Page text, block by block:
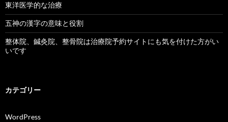
東洋医学的な治療
五神の漢字の意味と役割
整体院、鍼灸院、整骨院は治療院予約サイトにも気を付けた方がい
いです
カテゴリー
WordPress